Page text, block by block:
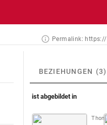
Permalink:
BEZIEHUNGEN (3)
ist abgebildet in